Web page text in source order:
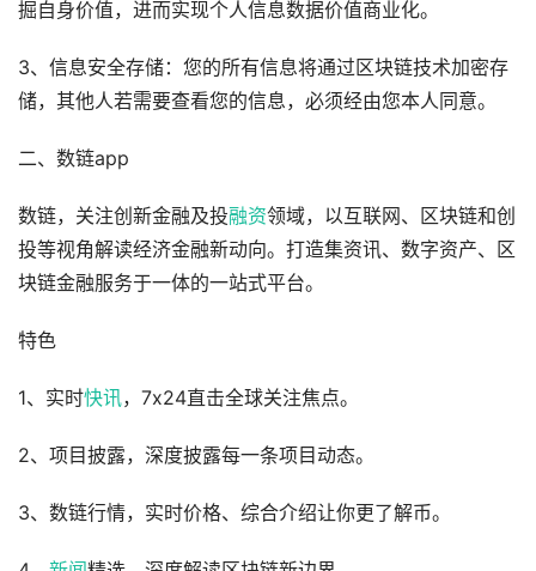
掘自身价值，进而实现个人信息数据价值商业化。
3、信息安全存储：您的所有信息将通过区块链技术加密存
储，其他人若需要查看您的信息，必须经由您本人同意。
二、数链app
数链，关注创新金融及投融资领域，以互联网、区块链和创
投等视角解读经济金融新动向。打造集资讯、数字资产、区
块链金融服务于一体的一站式平台。
特色
1、实时快讯，7x24直击全球关注焦点。
2、项目披露，深度披露每一条项目动态。
3、数链行情，实时价格、综合介绍让你更了解币。